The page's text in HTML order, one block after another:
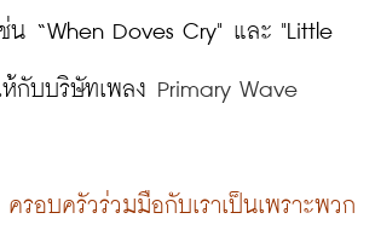
น “When Doves Cry" และ "Little
กับบริษัทเพลง Primary Wave
รอบครัวร่วมมือกับเราเป็นเพราะพวก